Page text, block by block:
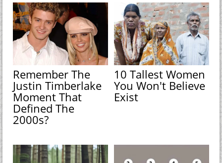
Remember The
Justin Timberlake
Moment That
Defined The
2000s?
10 Tallest Women
You Won't Believe
Exist